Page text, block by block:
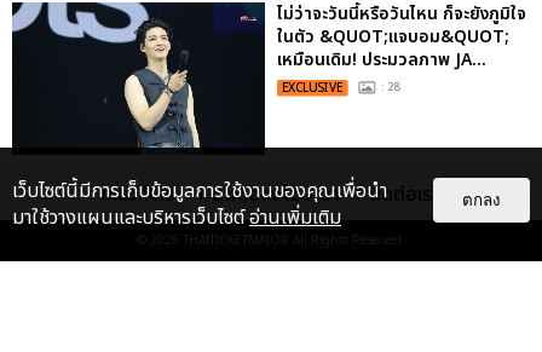
ไม่ว่าจะวันนี้หรือวันไหน ก็จะยังภูมิใจ
ในตัว &QUOT;แจบอม&QUOT;
เหมือนเดิม! ประมวลภาพ JA...
EXCLUSIVE : 28
ประมวลภาพงาน “มีสติแล้วลูกพีช
PEACH AND ME PREMIERE
NIGHT” ปอนด์-ภูวินทร์ คลั่งรัก
เกี่ยวกับเรา ติดต่อลงโฆษณา ติดต่อเรา
© 2026 THAITICKETMAJOR All Rights Reserved.
เว็บไซต์นี้มีการเก็บข้อมูลการใช้งานของคุณเพื่อนำ
มาใช้วางแผนและบริหารเว็บไซต์อ่านเพิ่มเติม
ตกลง